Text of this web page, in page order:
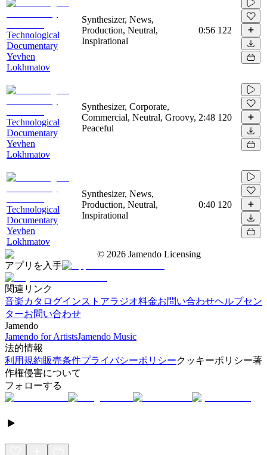
Technological
Documentary
Yevhen
Lokhmatov
Synthesizer, News,
Production, Neutral,
Inspirational
0:56 122
Technological
Documentary
Yevhen
Lokhmatov
Synthesizer, Corporate,
Commercial, Neutral, Groovy,
Peaceful
2:48 120
Technological
Documentary
Yevhen
Lokhmatov
Synthesizer, News,
Production, Neutral,
Inspirational
0:40 120
© 2026 Jamendo Licensing
アプリを入手
関連リンク
音楽カタログインストアラジオ料金お問い合わせヘルプセン
ターお問い合わせ
Jamendo
Jamendo for ArtistsJamendo Music
法的情報
利用規約販売条件プライバシーポリシークッキーポリシー著
作権侵害について
フォローする